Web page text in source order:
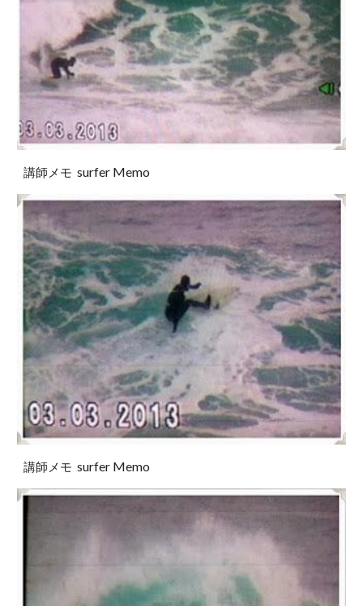
講師メモ surfer Memo
講師メモ surfer Memo